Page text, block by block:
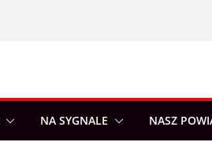
NA SYGNALE NASZ